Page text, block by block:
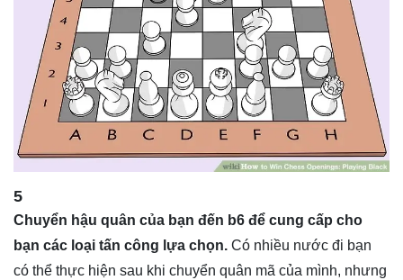
5
Chuyển hậu quân của bạn đến b6 để cung cấp cho
bạn các loại tấn công lựa chọn. Có nhiều nước đi bạn
có thể thực hiện sau khi chuyển quân mã của mình, nhưng